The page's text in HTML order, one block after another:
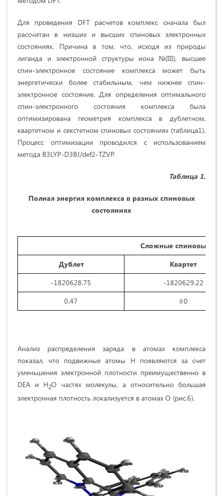
Для проведения DFT расчетов комплекс сначала был
рассчитан в низших и высших спиновых электронных
состояниях. Причина в том, что, исходя из природы
лиганда и электронной структуры иона Ni(III), высшее
спин-электронное состояние комплекса может быть
энергетически более стабильным, чем нижнее спин-
электронное состояние. Для определения оптимального
спин-электронного состояния комплекса была
оптимизирована геометрия комплекса в дублетном,
квартетном и секстетном спиновых состояниях (таблица1).
Процесс оптимизации проводился с использованием
метода B3LYP-D3BJ/def2-TZVP.
Таблица 1.
Полная энергия комплекса в разных спиновых
состояниях
Сложные спиновые
Дублет
Квартет
-1820628.75
-1820629.22
0.47
≡0
Анализ распределения заряда в атомах комплекса
показал, что подвижные атомы H появляются за счет
уменьшения электронной плотности преимущественно в
DEA и H2O частях молекулы, а относительно большая
электронная плотность локализуется в атомах O (рис.6).